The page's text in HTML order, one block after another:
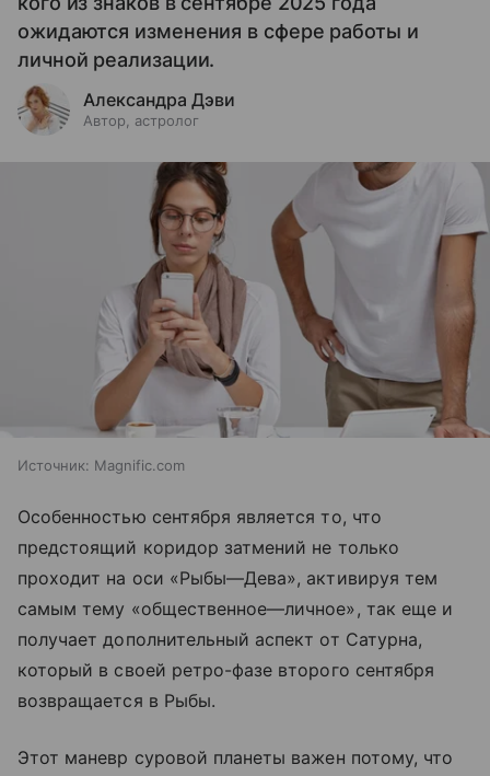
ожидаются изменения в сфере работы и
личной реализации.
Александра Дэви
Автор, астролог
Источник: Magnific.com
Особенностью сентября является то, что
предстоящий коридор затмений не только
проходит на оси «Рыбы—Дева», активируя тем
самым тему «общественное—личное», так еще и
получает дополнительный аспект от Сатурна,
который в своей ретро-фазе второго сентября
возвращается в Рыбы.
Этот маневр суровой планеты важен потому, что